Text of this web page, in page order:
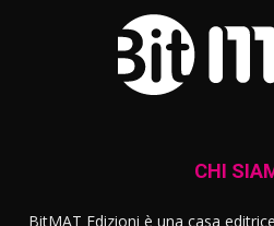
CHI
BitMAT Edizioni è una casa